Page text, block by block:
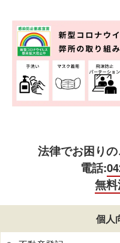
法律でお困り
電話:
無
個人